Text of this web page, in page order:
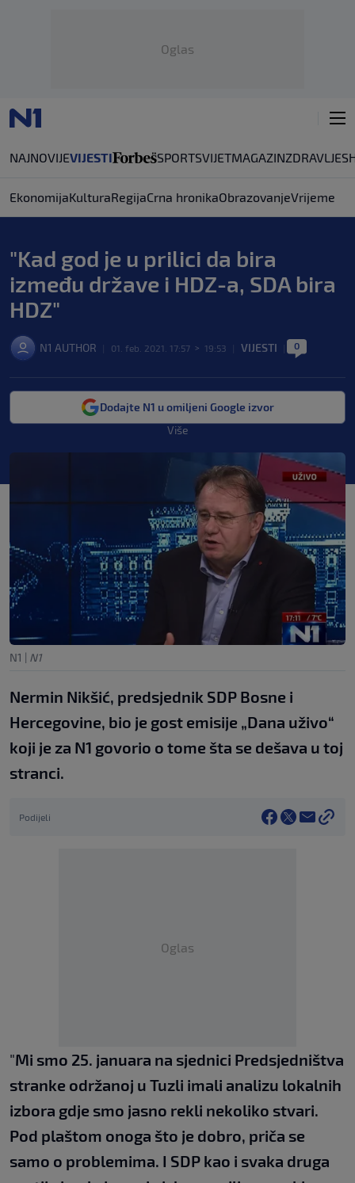
Oglas
NAJNOVIJEVIJESTI SPORTSVIJETMAGAZINZDRAVLJE
EkonomijaKulturaRegijaCrna hronikaObrazovanjeVrijeme
"Kad god je u prilici da bira
između države i HDZ-a, SDA bira
HDZ"
N1 AUTHOR 01. feb. 2021. 17:57 > 19:53 VIJESTI 0
Dodajte N1 u omiljeni Google izvor
Više
N1 | N1
Nermin Nikšić, predsjednik SDP Bosne i
Hercegovine, bio je gost emisije „Dana uživo“
koji je za N1 govorio o tome šta se dešava u toj
stranci.
Podijeli
Oglas
"Mi smo 25. januara na sjednici Predsjedništva
stranke održanoj u Tuzli imali analizu lokalnih
izbora gdje smo jasno rekli nekoliko stvari.
Pod plaštom onoga što je dobro, priča se
samo o problemima. I SDP kao i svaka druga